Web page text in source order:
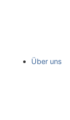
Über uns